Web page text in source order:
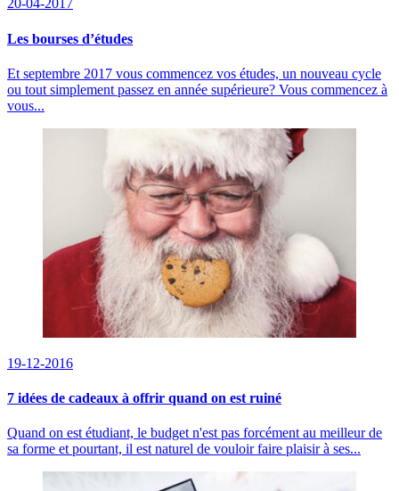
20-04-2017
Les bourses d’études
Et septembre 2017 vous commencez vos études, un nouveau cycle
ou tout simplement passez en année supérieure? Vous commencez à
vous...
19-12-2016
7 idées de cadeaux à offrir quand on est ruiné
Quand on est étudiant, le budget n'est pas forcément au meilleur de
sa forme et pourtant, il est naturel de vouloir faire plaisir à ses...